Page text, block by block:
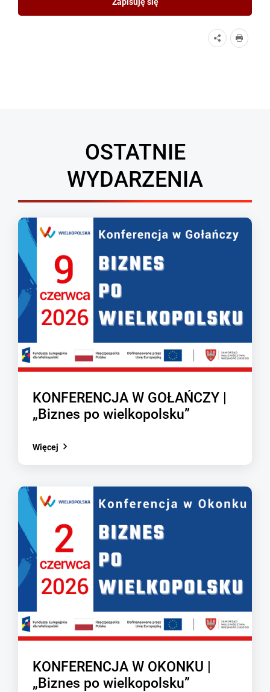
OSTATNIE
WYDARZENIA
KONFERENCJA W GOŁAŃCZY |
„Biznes po wielkopolsku”
Więcej
KONFERENCJA W OKONKU |
„Biznes po wielkopolsku”